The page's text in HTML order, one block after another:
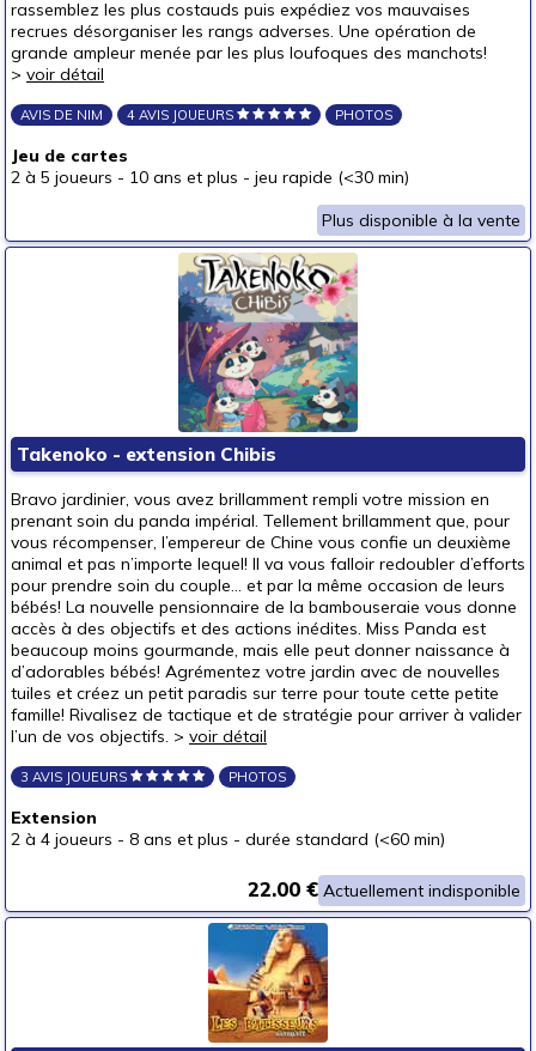
rassemblez les plus costauds puis expédiez vos mauvaises
recrues désorganiser les rangs adverses. Une opération de
grande ampleur menée par les plus loufoques des manchots!
> voir détail
AVIS DE NIM 4 AVIS JOUEURS PHOTOS
Jeu de cartes
2 à 5 joueurs - 10 ans et plus - jeu rapide (<30 min)
Plus disponible à la vente
Takenoko - extension Chibis
Bravo jardinier, vous avez brillamment rempli votre mission en
prenant soin du panda impérial. Tellement brillamment que, pour
vous récompenser, l’empereur de Chine vous confie un deuxième
animal et pas n’importe lequel! Il va vous falloir redoubler d’efforts
pour prendre soin du couple... et par la même occasion de leurs
bébés! La nouvelle pensionnaire de la bambouseraie vous donne
accès à des objectifs et des actions inédites. Miss Panda est
beaucoup moins gourmande, mais elle peut donner naissance à
d’adorables bébés! Agrémentez votre jardin avec de nouvelles
tuiles et créez un petit paradis sur terre pour toute cette petite
famille! Rivalisez de tactique et de stratégie pour arriver à valider
l’un de vos objectifs. > voir détail
3 AVIS JOUEURS PHOTOS
Extension
2 à 4 joueurs - 8 ans et plus - durée standard (<60 min)
Actuellement indisponible
22.00 €